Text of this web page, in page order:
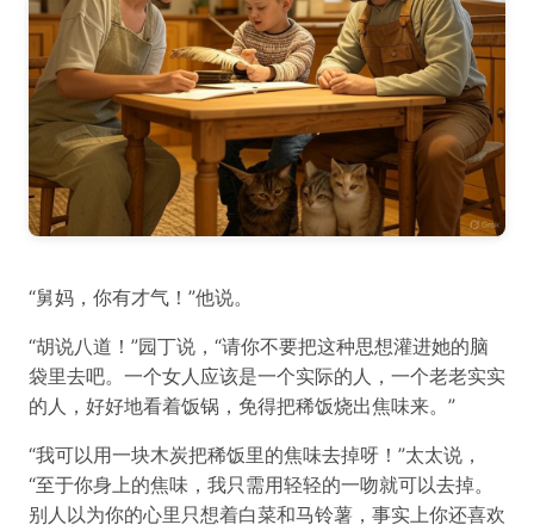
“舅妈，你有才气！”他说。
“胡说八道！”园丁说，“请你不要把这种思想灌进她的脑
袋里去吧。一个女人应该是一个实际的人，一个老老实实
的人，好好地看着饭锅，免得把稀饭烧出焦味来。”
“我可以用一块木炭把稀饭里的焦味去掉呀！”太太说，
“至于你身上的焦味，我只需用轻轻的一吻就可以去掉。
别人以为你的心里只想着白菜和马铃薯，事实上你还喜欢